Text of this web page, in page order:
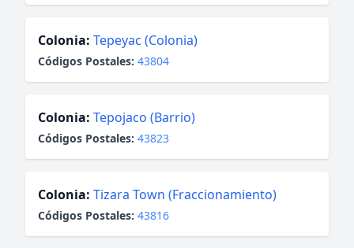
Colonia: Tepeyac (Colonia)
Códigos Postales: 43804
Colonia: Tepojaco (Barrio)
Códigos Postales: 43823
Colonia: Tizara Town (Fraccionamiento)
Códigos Postales: 43816